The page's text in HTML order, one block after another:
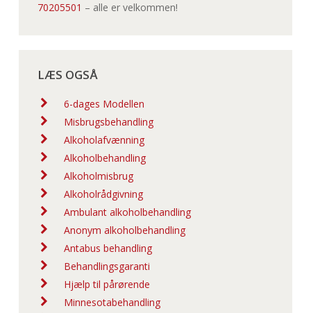
70205501 – alle er velkommen!
LÆS OGSÅ
6-dages Modellen
Misbrugsbehandling
Alkoholafvænning
Alkoholbehandling
Alkoholmisbrug
Alkoholrådgivning
Ambulant alkoholbehandling
Anonym alkoholbehandling
Antabus behandling
Behandlingsgaranti
Hjælp til pårørende
Minnesotabehandling